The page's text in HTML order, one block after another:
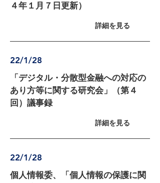
４年１月７日更新）
詳細を見る
22/1/28
「デジタル・分散型金融への対応の
あり方等に関する研究会」（第４
回）議事録
詳細を見る
22/1/28
個人情報委、「個人情報の保護に関